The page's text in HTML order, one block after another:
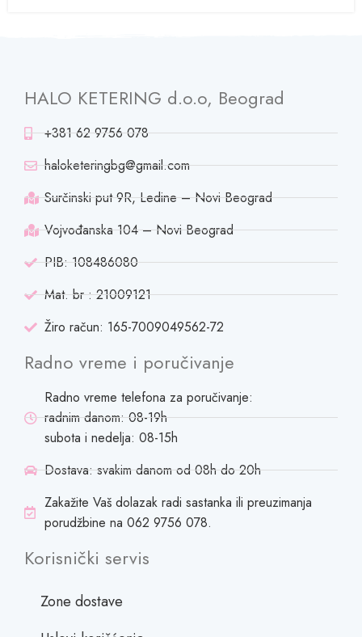
HALO KETERING d.o.o, Beograd
+381 62 9756 078
haloketeringbg@gmail.com
Surčinski put 9R, Ledine – Novi Beograd
Vojvođanska 104 – Novi Beograd
PIB: 108486080
Mat. br : 21009121
Žiro račun: 165-7009049562-72
Radno vreme i poručivanje
Radno vreme telefona za poručivanje:
radnim danom: 08-19h
subota i nedelja: 08-15h
Dostava: svakim danom od 08h do 20h
Zakažite Vaš dolazak radi sastanka ili preuzimanja
porudžbine na 062 9756 078.
Korisnički servis
Zone dostave